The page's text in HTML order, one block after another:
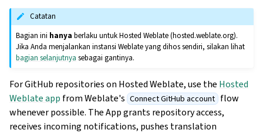
Catatan
Bagian ini hanya berlaku untuk Hosted Weblate (hosted.weblate.org).
Jika Anda menjalankan instansi Weblate yang dihos sendiri, silakan lihat
bagian selanjutnya sebagai gantinya.
For GitHub repositories on Hosted Weblate, use the Hosted
Weblate app from Weblate's Connect GitHub account flow
whenever possible. The App grants repository access,
receives incoming notifications, pushes translation